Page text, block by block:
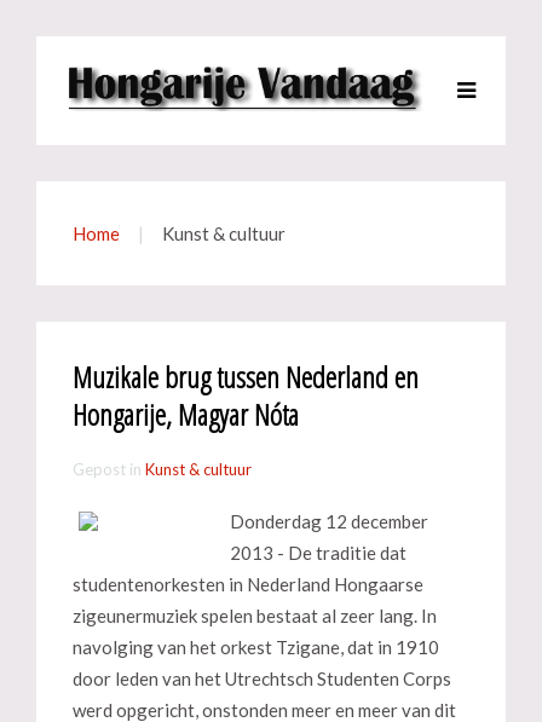
Home Kunst & cultuur
Muzikale brug tussen Nederland en
Hongarije, Magyar Nóta
Gepost in Kunst & cultuur
Donderdag 12 december
2013 - De traditie dat
studentenorkesten in Nederland Hongaarse
zigeunermuziek spelen bestaat al zeer lang. In
navolging van het orkest Tzigane, dat in 1910
door leden van het Utrechtsch Studenten Corps
werd opgericht, onstonden meer en meer van dit